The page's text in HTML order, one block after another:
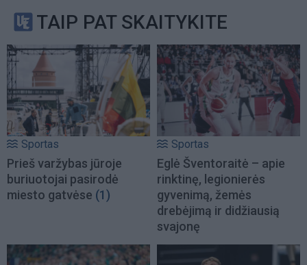
TAIP PAT SKAITYKITE
Sportas
Prieš varžybas jūroje
buriuotojai pasirodė
miesto gatvėse (1)
Sportas
Eglė Šventoraitė – apie
rinktinę, legionierės
gyvenimą, žemės
drebėjimą ir didžiausią
svajonę